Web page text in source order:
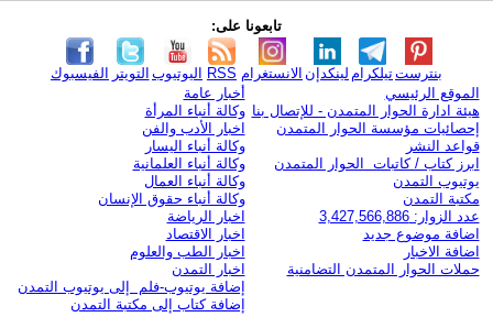
تابعونا على:
الفيسبوك التويتر اليوتيوب RSS الانستغرام لينكدإن تيلكرامبنترست
الموقع الرئيسي
هيئة ادارة الحوار المتمدن - للإتصال بنا
إحصائيات مؤسسة الحوار المتمدن
قواعد النشر
ابرز كتاب / كاتبات الحوار المتمدن
يوتيوب التمدن
مكتبة التمدن
عدد الزوار: 3,427,566,886
اضافة موضوع جديد
اضافة الاخبار
حملات الحوار المتمدن التضامنية
أخبار عامة
وكالة أنباء المرأة
اخبار الأدب والفن
وكالة أنباء اليسار
وكالة أنباء العلمانية
وكالة أنباء العمال
وكالة أنباء حقوق الإنسان
اخبار الرياضة
اخبار الاقتصاد
اخبار الطب والعلوم
اخبار التمدن
إضافة يوتيوب-فلم إلى يوتيوب التمدن
إضافة كتاب إلى مكتبة التمدن